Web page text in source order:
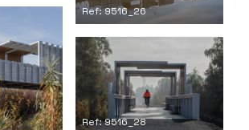
Ref: 9516_26
Ref: 9516_28